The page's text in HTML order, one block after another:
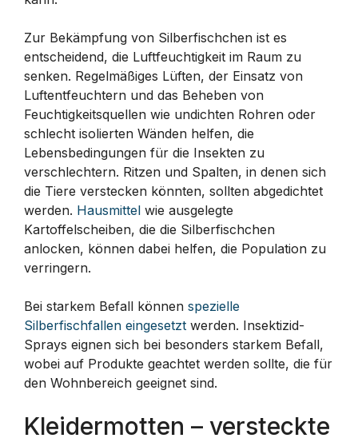
Zur Bekämpfung von Silberfischchen ist es
entscheidend, die Luftfeuchtigkeit im Raum zu
senken. Regelmäßiges Lüften, der Einsatz von
Luftentfeuchtern und das Beheben von
Feuchtigkeitsquellen wie undichten Rohren oder
schlecht isolierten Wänden helfen, die
Lebensbedingungen für die Insekten zu
verschlechtern. Ritzen und Spalten, in denen sich
die Tiere verstecken könnten, sollten abgedichtet
werden. Hausmittel wie ausgelegte
Kartoffelscheiben, die die Silberfischchen
anlocken, können dabei helfen, die Population zu
verringern.
Bei starkem Befall können spezielle
Silberfischfallen eingesetzt werden. Insektizid-
Sprays eignen sich bei besonders starkem Befall,
wobei auf Produkte geachtet werden sollte, die für
den Wohnbereich geeignet sind.
Kleidermotten – versteckte